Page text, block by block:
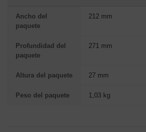
Ancho del
paquete
212 mm
Profundidad del
paquete
271 mm
Altura del paquete 27 mm
Peso del paquete 1,03 kg